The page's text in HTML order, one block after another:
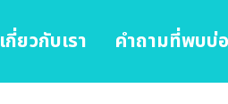
เกี่ยวกับเรา คำถามที่พบบ่